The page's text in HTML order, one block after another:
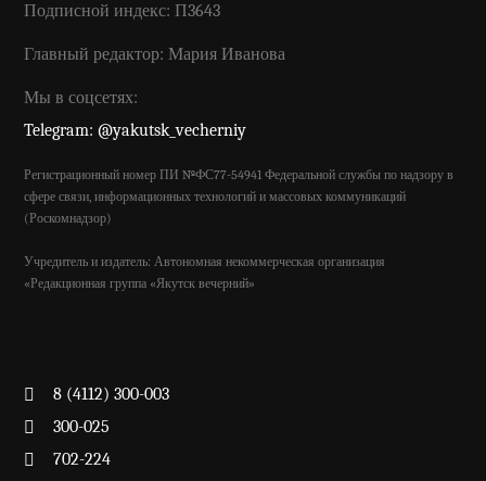
Подписной индекс: П3643
Главный редактор: Мария Иванова
Мы в соцсетях:
Telegram: @yakutsk_vecherniy
Регистрационный номер ПИ №ФС77-54941 Федеральной службы по надзору в
сфере связи, информационных технологий и массовых коммуникаций
(Роскомнадзор)
Учредитель и издатель: Автономная некоммерческая организация
«Редакционная группа «Якутск вечерний»
8 (4112) 300-003
300-025
702-224